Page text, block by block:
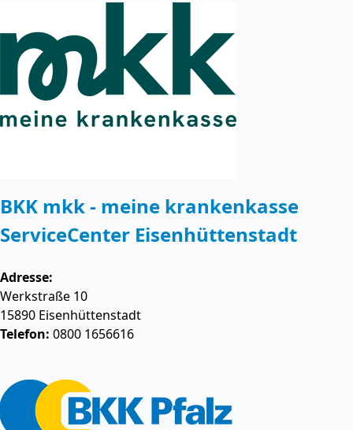
BKK mkk - meine krankenkasse
ServiceCenter Eisenhüttenstadt
Adresse:
Werkstraße 10
15890 Eisenhüttenstadt
Telefon: 0800 1656616